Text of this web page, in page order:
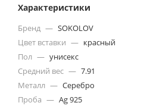
Характеристики
Бренд — SOKOLOV
Цвет вставки — красный
Пол — унисекс
Средний вес — 7.91
Металл — Серебро
Проба — Ag 925